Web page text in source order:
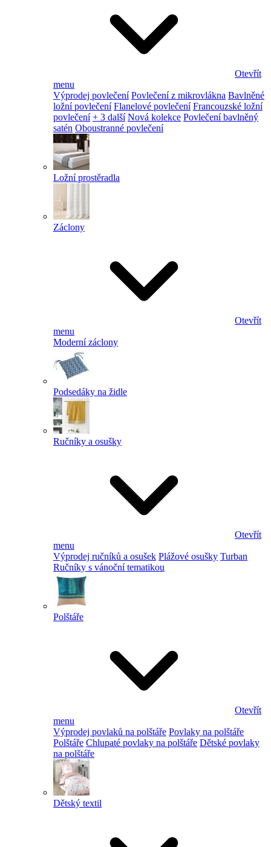
Otevřít
menu
Výprodej povlečení Povlečení z mikrovlákna Bavlněné
ložní povlečení Flanelové povlečení Francouzské ložní
povlečení + 3 další Nová kolekce Povlečení bavlněný
satén Oboustranné povlečení
Ložní prostěradla
Záclony
Otevřít
menu
Moderní záclony
Podsedáky na židle
Ručníky a osušky
Otevřít
menu
Výprodej ručníků a osušek Plážové osušky Turban
Ručníky s vánoční tematikou
Polštáře
Otevřít
menu
Výprodej povlaků na polštáře Povlaky na polštáře
Polštáře Chlupaté povlaky na polštáře Dětské povlaky
na polštáře
Dětský textil